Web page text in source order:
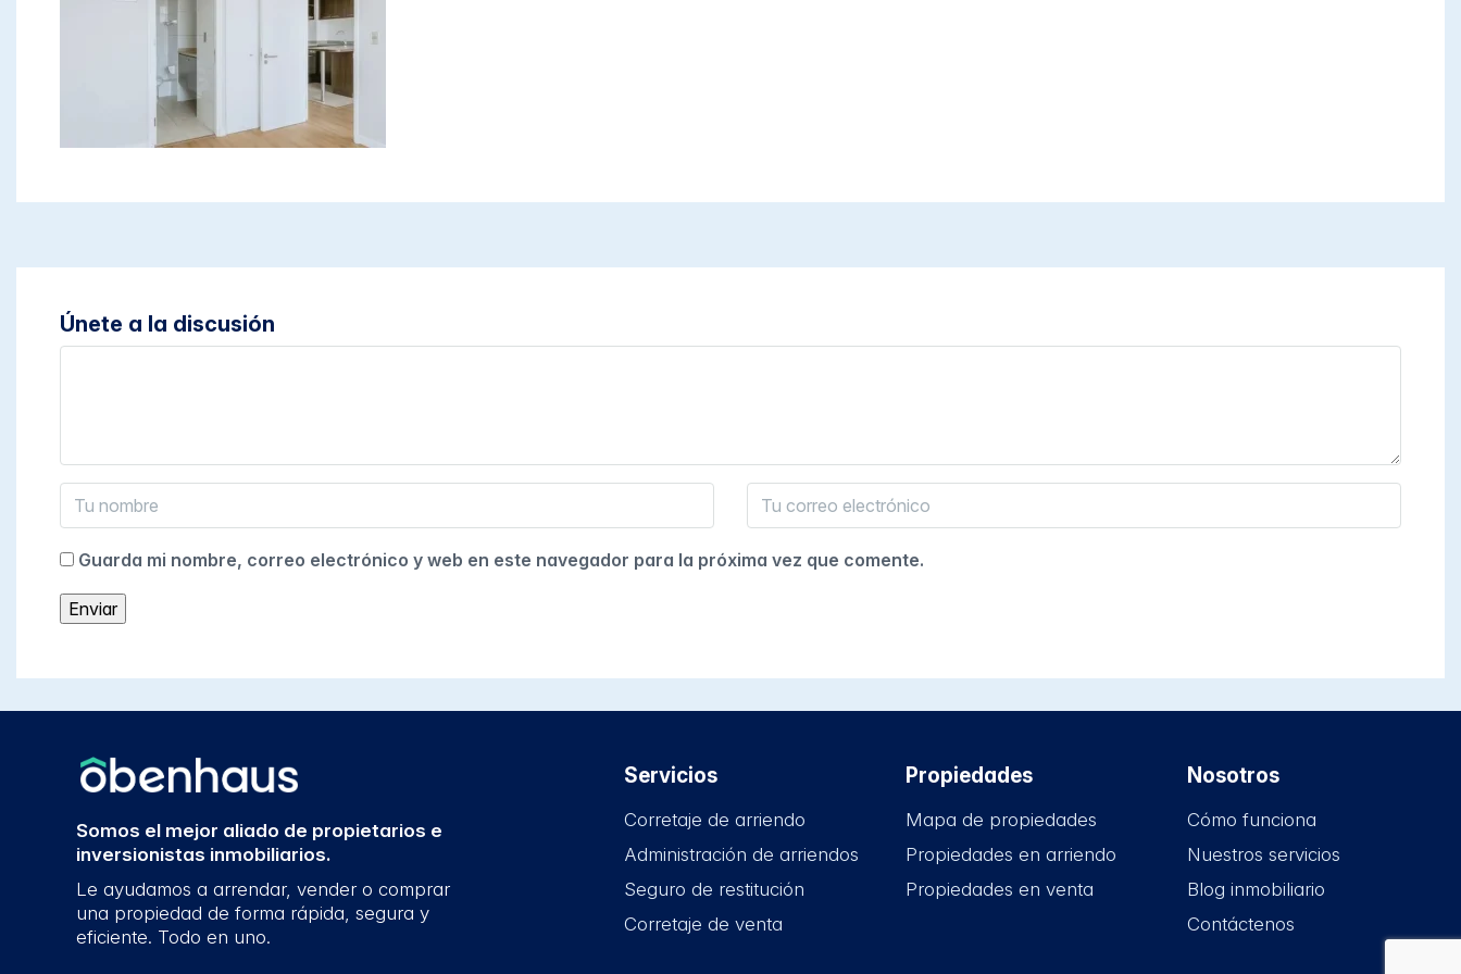
Únete a la discusión
Guarda mi nombre, correo electrónico y web en este navegador para la próxima vez que comente.
Somos el mejor aliado de propietarios e
inversionistas inmobiliarios.
Le ayudamos a arrendar, vender o comprar
una propiedad de forma rápida, segura y
eficiente. Todo en uno.
Servicios
Corretaje de arriendo
Administración de arriendos
Seguro de restitución
Corretaje de venta
Propiedades
Mapa de propiedades
Propiedades en arriendo
Propiedades en venta
Nosotros
Cómo funciona
Nuestros servicios
Blog inmobiliario
Contáctenos